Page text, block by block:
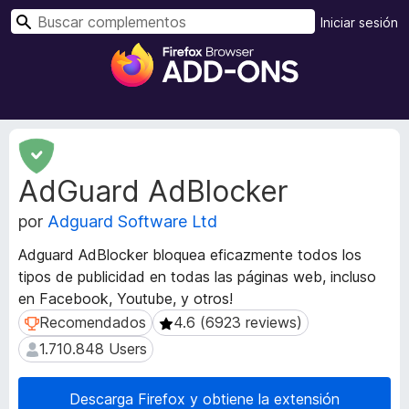
B
u
c
o
r
d
e
c
o
m
p
e
m
Iniciar sesión
B
AdGuard AdBlocker
por Adguard Software Ltd
Adguard AdBlocker bloquea eficazmente todos los
tipos de publicidad en todas las páginas web, incluso
en Facebook, Youtube, y otros!
Recomendados
Recomendados 4.6 (6923 reviews)
4.6 (6923 reviews)
1.710.848 Users
1.710.848 Users
Descarga Firefox y obtiene la extensión
M
e
t
a
d
t
a
d
e
l
a
e